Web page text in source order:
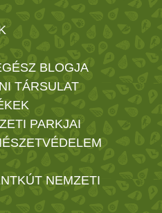
BLOGJA
TÁRSULAT
PARKJAI
NEMZETI